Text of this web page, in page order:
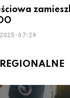
2025-07-29